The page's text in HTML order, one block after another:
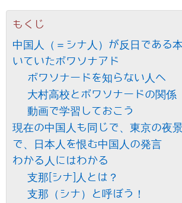
もくじ
中国人（＝シナ人）が反日である
いていたボワソナアド
ボワソナードを知らない人へ
大村高校とボワソナードの関係
動画で学習しておこう
現在の中国人も同じで、東京の夜
で、日本人を恨む中国人の発言
わかる人にはわかる
支那[シナ]人とは？
支那（シナ）と呼ぼう！